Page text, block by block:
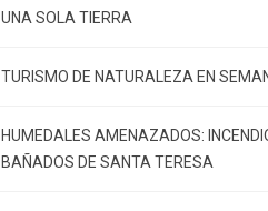
UNA SOLA TIERRA
TURISMO DE NATURALEZA EN
HUMEDALES AMENAZADOS:
BAÑADOS DE SANTA TERESA